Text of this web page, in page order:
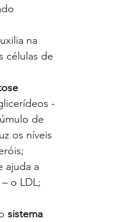
na
células de
-
de
os níveis
ajuda a
o LDL;
sistema